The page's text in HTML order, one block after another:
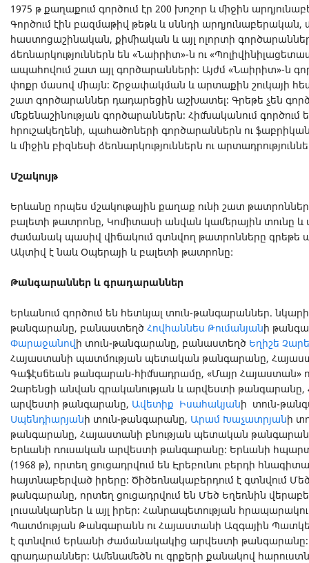
1975 թ քաղաքում գործում էր 200 խոշոր և միջին
Գործում էին բազմաթիվ թեթև և սննդի
հաստոցաշինական, քիմիական և այլ ոլորտի
ձեռնարկություններն են «Նաիրիտ»-ն ու
ապահովում շատ այլ գործարանների։ Այժմ «Նաիրիտ»-ն
փոքր մասով միայն։ Շրջափակման և արտաքին շուկայի
շատ գործարաններ դադարեցին աշխատել։ Գրեթե չեն
մեքենաշինության գործարաններն։ Հիմնականում
հրուշակեղենի, պահածոների գործարաններն ու
և միջին բիզնեսի ձեռնարկություններն ու
Մշակույթ
Երևանը որպես մշակութային քաղաք ունի շատ
բալետի թատրոնը, Կոմիտասի անվան կամերային տունը և
ժամանակ պասիվ վիճակում գտնվող թատրոնները գրեթե
Ակտիվ է նաև Օպերայի և բալետի թատրոնը:
Թանգարաններ և գրադարաններ
Երևանում գործում են հետևյալ տուն-թանգարաններ.
թանգարանը, բանաստեղծ Հովհաննես Թումանյանի
Փարաջանովի տուն-թանգարանը, բանաստեղծ Եղիշե
Հայաստանի պատմության պետական թանգարանը,
Գաֆէսճեան թանգարան-հիմնադրամը, «Մայր
Չարենցի անվան գրականության և արվեստի
արվեստի թանգարանը, Ավետիք Իսահակյանի տուն-
Սպենդիարյանի տուն-թանգարանը, Արամ Խաչատրյանի
թանգարանը, Հայաստանի բնության պետական
Երևանի ռուսական արվեստի թանգարանը: Երևանի
(1968 թ), որտեղ ցուցադրվում են Էրեբունու բերդի
հայտնաբերված իրերը։ Ծիծեռնակաբերդում է գտնվում
թանգարանը, որտեղ ցուցադրվում են Մեծ Եղեռնին
լուսանկարներ և այլ իրեր։ Հանրապետության
Պատմության Թանգարանն ու Հայաստանի Ազգային
է գտնվում Երևանի Ժամանակակից արվեստի
գրադարաններ։ Ամենամեծն ու գրքերի քանակով